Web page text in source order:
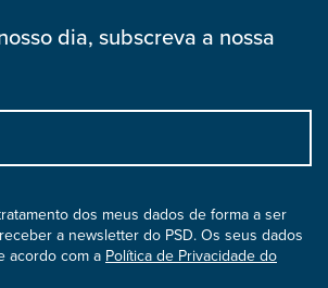
dia, subscreva a nossa
dos meus dados de forma a ser
a newsletter do PSD. Os seus dados
acordo com a Política de Privacidade do